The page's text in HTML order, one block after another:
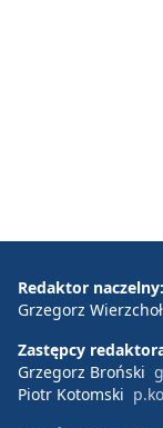
Redaktor naczelny:
Grzegorz
Zastępcy
Grzegorz Broński
Piotr Kotomski